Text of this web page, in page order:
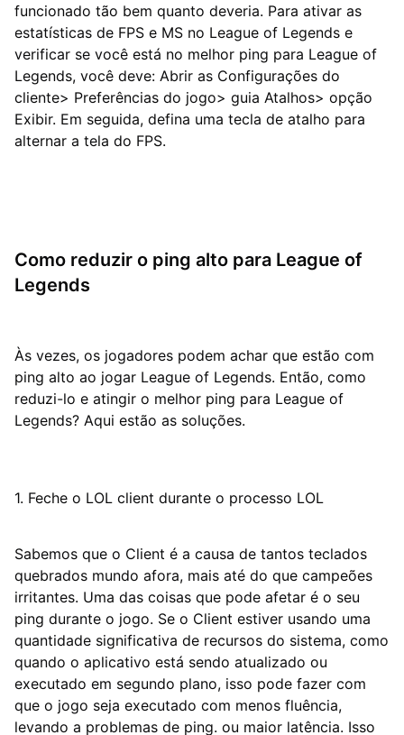
funcionado tão bem quanto deveria. Para ativar as
estatísticas de FPS e MS no League of Legends e
verificar se você está no melhor ping para League of
Legends, você deve: Abrir as Configurações do
cliente> Preferências do jogo> guia Atalhos> opção
Exibir. Em seguida, defina uma tecla de atalho para
alternar a tela do FPS.
Como reduzir o ping alto para League of
Legends
Às vezes, os jogadores podem achar que estão com
ping alto ao jogar League of Legends. Então, como
reduzi-lo e atingir o melhor ping para League of
Legends? Aqui estão as soluções.
1. Feche o LOL client durante o processo LOL
Sabemos que o Client é a causa de tantos teclados
quebrados mundo afora, mais até do que campeões
irritantes. Uma das coisas que pode afetar é o seu
ping durante o jogo. Se o Client estiver usando uma
quantidade significativa de recursos do sistema, como
quando o aplicativo está sendo atualizado ou
executado em segundo plano, isso pode fazer com
que o jogo seja executado com menos fluência,
levando a problemas de ping. ou maior latência. Isso